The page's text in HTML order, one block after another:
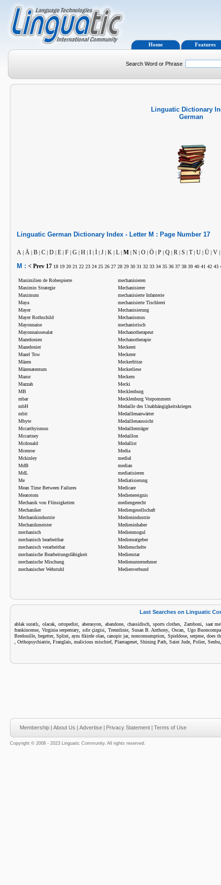
Home Features
Search Word or Phrase
Linguatic Dictionary
German
Linguatic German Dictionary Index - Letter M : Page Number 17
A | Ä | B | C | D | E | F | G | H | I | İ | J | K | L | M | N | O | Ö | P | Q | R | S | T| U | Ü | V |
M : < Prev 17 18 19 20 21 22 23 24 25 26 27 28 29 30 31 32 33 34 35 36 37 38 39 40 41 42 43
Maximilien de Robespierre
Maximin Strategie
Maximum
Maya
Mayer
Mayer Rothschild
Mayonnaise
Mayonnaissesalat
Mazedonien
Mazedonier
Mazel Tow
Mäzen
Mäzenatentum
Mazor
Mazzah
MB
mbar
mbH
mbit
Mbyte
Mccarthyismus
Mccartney
Mcdonald
Mcenroe
Mckinley
MdB
MdL
Me
Mean Time Between Failures
Meatotom
Mechanik von Flüssigkeiten
Mechaniker
Mechanikindustrie
Mechanikmeister
mechanisch
mechanisch bearbeitbar
mechanisch verarbeitbar
mechanische Bearbeitungsfähigkeit
mechanische Mischung
mechanischer Webstuhl
mechanisieren
Mechanisierer
mechanisierte Infanterie
mechanisierte Tischlerei
Mechanisierung
Mechanismus
mechanistisch
Mechanotherapeut
Mechanotherapie
Meckerei
Meckerer
Meckerfritze
Meckerliese
Meckern
Mecki
Mecklenburg
Mecklenburg Vorpommern
Medaille des Unabhängigkeitskrieges
Medaillenanwärter
Medaillenaussicht
Medaillenträger
Medaillon
Medallist
Media
medial
median
mediatisieren
Mediatisierung
Medicare
Medienereignis
mediengerecht
Mediengesellschaft
Medienindustrie
Medieninhaber
Medienmogul
Medienratgeber
Medienschelte
Medienstar
Medienunternehmer
Medienverbund
Last Searches on Linguatic
ablak suratlı olacak,ortopedist ,aberasyon abandone chassidisch,sports clothes ,Zamboni
saat
frankincense ,Virginia serpentary ,sıfır çizgisi ,Trennlinie ,Susan B. Anthony ,Oscan
Ugo
Bredouille ,begetter,Splint ,aynı fikirde olan ,canopic jar,nonconsumption Spieldose, serpme, does
Orthopsychiatrie Franglais malicious mischief, Plantagenet Shining Path Saint Jude Polier, Senbu
Membership | About Us | Advertise | Privacy Statement | Terms of Use
Copyright © 2008 - 2023 Linguatic Community. All rights reserved.